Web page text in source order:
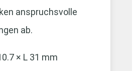
anspruchsvolle
ab.
× L 31 mm